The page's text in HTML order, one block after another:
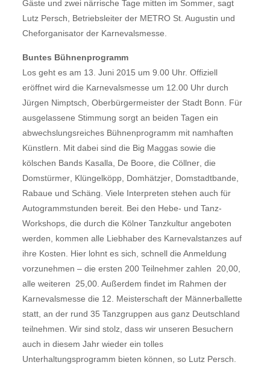
Gäste und zwei närrische Tage mitten im Sommer, sagt
Lutz Persch, Betriebsleiter der METRO St. Augustin und
Cheforganisator der Karnevalsmesse.
Buntes Bühnenprogramm
Los geht es am 13. Juni 2015 um 9.00 Uhr. Offiziell
eröffnet wird die Karnevalsmesse um 12.00 Uhr durch
Jürgen Nimptsch, Oberbürgermeister der Stadt Bonn. Für
ausgelassene Stimmung sorgt an beiden Tagen ein
abwechslungsreiches Bühnenprogramm mit namhaften
Künstlern. Mit dabei sind die Big Maggas sowie die
kölschen Bands Kasalla, De Boore, die Cöllner, die
Domstürmer, Klüngelköpp, Domhätzjer, Domstadtbande,
Rabaue und Schäng. Viele Interpreten stehen auch für
Autogrammstunden bereit. Bei den Hebe- und Tanz-
Workshops, die durch die Kölner Tanzkultur angeboten
werden, kommen alle Liebhaber des Karnevalstanzes auf
ihre Kosten. Hier lohnt es sich, schnell die Anmeldung
vorzunehmen – die ersten 200 Teilnehmer zahlen  20,00,
alle weiteren  25,00. Außerdem findet im Rahmen der
Karnevalsmesse die 12. Meisterschaft der Männerballette
statt, an der rund 35 Tanzgruppen aus ganz Deutschland
teilnehmen. Wir sind stolz, dass wir unseren Besuchern
auch in diesem Jahr wieder ein tolles
Unterhaltungsprogramm bieten können, so Lutz Persch.